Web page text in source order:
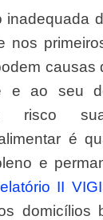
nos
causas
e ao seu
risco sua
é
e
II
domicílios